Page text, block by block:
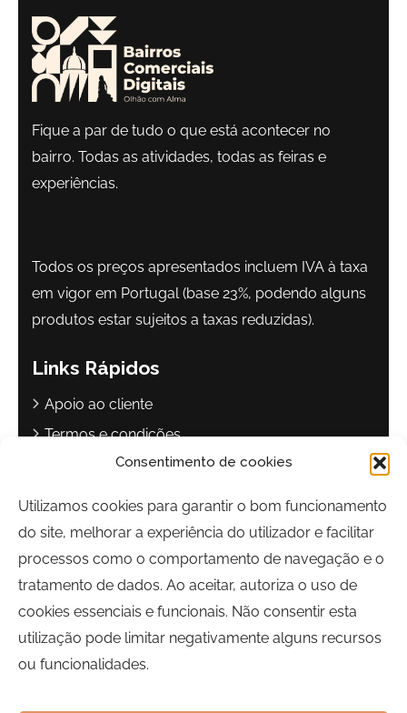
Consentimento de cookies
Utilizamos cookies para garantir o bom funcionamento
do site, melhorar a experiência do utilizador e facilitar
processos como o comportamento de navegação e o
tratamento de dados. Ao aceitar, autoriza o uso de
cookies essenciais e funcionais. Não consentir esta
utilização pode limitar negativamente alguns recursos
ou funcionalidades.
Fique a par de tudo o que está acontecer no
bairro. Todas as atividades, todas as feiras e
experiências.
Todos os preços apresentados incluem IVA à taxa
em vigor em Portugal (base 23%, podendo alguns
produtos estar sujeitos a taxas reduzidas).
Links Rápidos
Apoio ao cliente
Termos e condições
Política de privacidade
Contactos
Largo Sebastião Martins Mestre
Horário:Segunda a Sexta-feira | 09h00 às 17h00